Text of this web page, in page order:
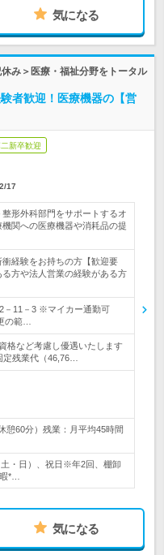
気になる
み＞医療・福祉分野をトータル
者歓迎！医療機器の【営
新卒歓迎
17
形外科部門をサポートするオ
関への医療機器や消耗品の提
経験をお持ちの方【歓迎要
方や法人営業の経験がある方
－11－3 ※マイカー通勤可
の範…
格など考慮し優遇いたします
残業代（46,76…
憩60分）残業：月平均45時間
土・日）、祝日※年2回、棚卸
*…
気になる